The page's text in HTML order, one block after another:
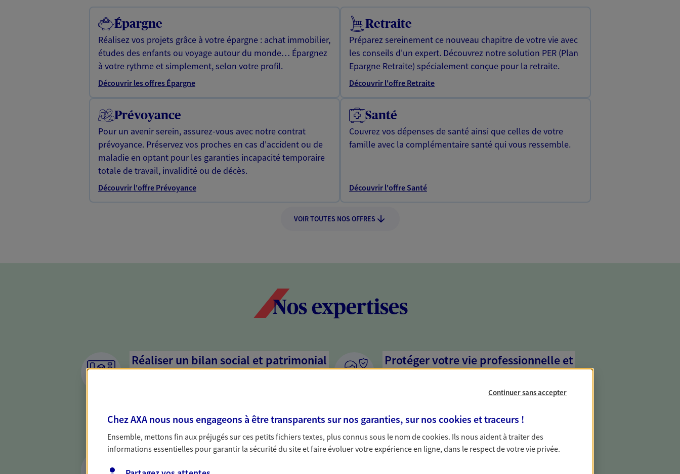
Épargne
Réalisez vos projets grâce à votre épargne : achat immobilier,
études des enfants ou voyage autour du monde… Épargnez
à votre rythme et simplement, selon votre profil.
Découvrir les offres Épargne
Retraite
Préparez sereinement ce nouveau chapitre de votre vie avec
les conseils d'un expert. Découvrez notre solution PER (Plan
Epargne Retraite) spécialement conçue pour la retraite.
Découvrir l'offre Retraite
Prévoyance
Pour un avenir serein, assurez-vous avec notre contrat
prévoyance. Préservez vos proches en cas d'accident ou de
maladie en optant pour les garanties incapacité temporaire
totale de travail, invalidité ou de décès.
Découvrir l'offre Prévoyance
Santé
Couvrez vos dépenses de santé ainsi que celles de votre
famille avec la complémentaire santé qui vous ressemble.
Découvrir l'offre Santé
VOIR TOUTES NOS OFFRES
Nos expertises
Réaliser un bilan social et patrimonial
dresser un bilan complet de votre situation. Une analyse
solide pour vous formuler des conseils cohérents avec vos
besoins.
Protéger votre vie professionnelle et
Nous sommes à votre écoute pour vous proposer des
activité, mais aussi les risques liés à votre vie privée. Un seul
interlocuteur pour tous vos besoins, ça change tout.
Accompagner les chefs d'entreprise
Valoriser et transmettre votre
Continuer sans accepter
Chez AXA nous nous engageons à être transparents sur nos garanties, sur nos cookies et traceurs !
Ensemble, mettons fin aux préjugés sur ces petits fichiers textes, plus connus sous le nom decookies. Ils nous aident à traiter des
informations essentielles pour garantir la sécurité du site et faire évoluer votre expérience en ligne, dans le respect de votre vie privée.